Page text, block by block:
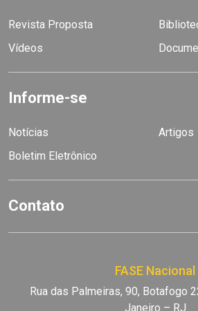
Revista Proposta
Vídeos
Informe-se
Notícias
Artigos
Boletim Eletrônico
Contato
FASE Nacional
Rua das Palmeiras, 90, Botafogo
Janeiro – RJ